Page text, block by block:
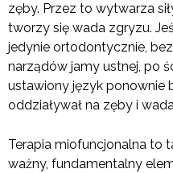
zęby. Przez to wytwarza
tworzy się wada zgryzu.
jedynie ortodontycznie,
narządów jamy ustnej, po
ustawiony język ponownie
oddziaływał na zęby i
Terapia miofuncjonalna to
ważny, fundamentalny